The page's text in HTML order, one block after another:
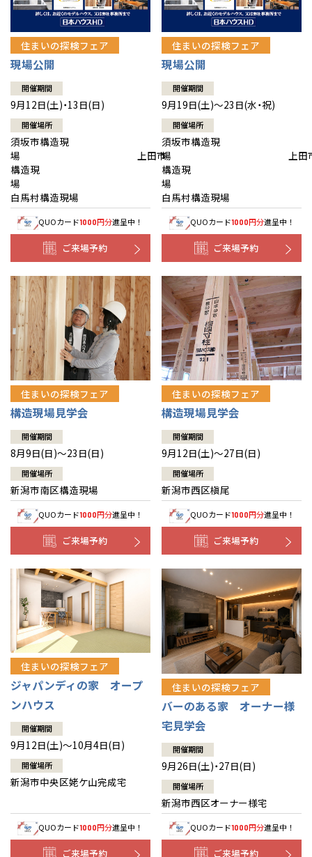
住まいの探検フェア
現場公開
開催期間
9月12日(土)・13日(日)
開催場所
須坂市構造現
場 上田市
構造現
場
白馬村構造現場
QUOカード1000円分進呈中！
ご来場予約
住まいの探検フェア
現場公開
開催期間
9月19日(土)～23日(水・祝)
開催場所
須坂市構造現
場 上田
構造現
白馬村構造現場
QUOカード1000円分進呈中！
ご来場予約
住まいの探検フェア
構造現場見学会
開催期間
8月9日(日)～23日(日)
開催場所
新潟市南区構造現場
QUOカード1000円分進呈中！
ご来場予約
住まいの探検フェア
構造現場見学会
開催期間
9月12日(土)～27日(日)
開催場所
新潟市西区槇尾
QUOカード1000円分進呈中！
ご来場予約
住まいの探検フェア
ジャパンディの家 オープ
ンハウス
開催期間
9月12日(土)～10月4日(日)
開催場所
新潟市中央区姥ケ山完成宅
QUOカード1000円分進呈中！
ご来場予約
住まいの探検フェア
バーのある家 オーナー様
宅見学会
開催期間
9月26日(土)・27日(日)
開催場所
新潟市西区オーナー様宅
QUOカード1000円分進呈中！
ご来場予約